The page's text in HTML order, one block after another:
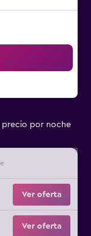
precio por noche
Ver oferta
Ver oferta